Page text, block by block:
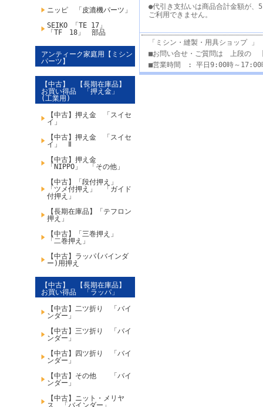
ニッピ 「皮漉機パーツ」
SEIKO 「TE 17」
「TF 18」 部品
アンティーク家庭用【ミシン
パーツ】
【中古】 【長期在庫品】
お買い得品 「押え金」
(工業用)
【中古】押え金 「スイセ
イ」
【中古】押え金 「スイセ
イ」 Ⅱ
【中古】押え金
「NIPPO」 「その他」
【中古】「段付押え」
「ツメ付押え」 「ガイド
付押え」
【長期在庫品】「テフロン
押え」
【中古】「三巻押え」
「二巻押え」
【中古】ラッパ(バインダ
ー)用押え
【中古】 【長期在庫品】
お買い得品 「ラッパ」
【中古】二ツ折り 「バイ
ンダー」
【中古】三ツ折り 「バイ
ンダー」
【中古】四ツ折り 「バイ
ンダー」
【中古】その他 「バイ
ンダー」
【中古】ニット・メリヤ
ス 「バインダー」
●代引き支払いは商品合計金額が、
ご利用できません。
「ミシン・縫製・用具ショップ 」
■お問い合せ・ご質問は 上段の
■営業時間 : 平日9:00時～17:00